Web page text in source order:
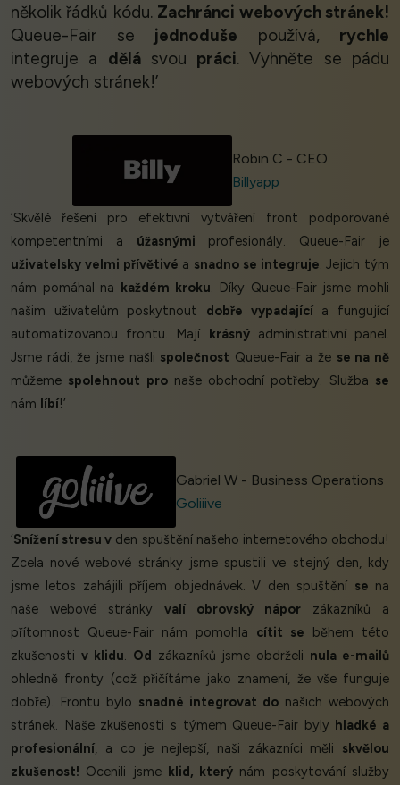
několik řádků kódu. Zachránci webových stránek!
Queue-Fair se jednoduše používá, rychle
integruje a dělásvou práci. Vyhněte se pádu
webových stránek!’
Robin C - CEO
Billyapp
‘Skvělé řešení pro efektivní vytváření front podporované
kompetentními a úžasnými profesionály. Queue-Fair je
uživatelsky velmi přívětivé a snadno se integruje . Jejich tým
nám pomáhal na každém kroku . Díky Queue-Fair jsme mohli
našim uživatelům poskytnout dobře vypadajícía fungující
automatizovanou frontu. Mají krásnýadministrativní panel.
Jsme rádi, že jsme našli společnost Queue-Fair a že se na ně
můžeme spolehnout pronaše obchodní potřeby. Služba se
nám líbí!’
Gabriel W - Business Operations
Goliiive
‘Snížení stresu v den spuštění našeho internetového obchodu!
Zcela nové webové stránky jsme spustili ve stejný den, kdy
jsme letos zahájili příjem objednávek. V den spuštění se na
naše webové stránky valí obrovský nápor zákazníků a
přítomnost Queue-Fair nám pomohla cítit se během této
zkušenosti v klidu Od zákazníků jsme obdrželi nula e-mailů
ohledně fronty (což přičítáme jako znamení, že vše funguje
dobře). Frontu bylo snadné integrovat do našich webových
stránek. Naše zkušenosti s týmem Queue-Fair byly hladké a
profesionální , a co je nejlepší, naši zákazníci měli skvělou
zkušenost! Ocenili jsme klid, který nám poskytování služby